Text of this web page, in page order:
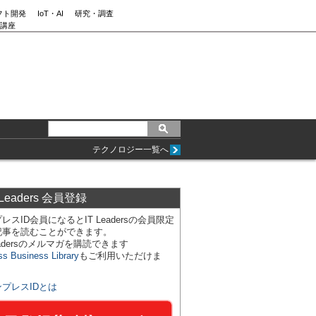
ト開発 IoT・AI
研究・調査
座
テクノロジー一覧へ
会員登録
スID会員になるとIT Leadersの会員限定
を読むことができます。
のメルマガを購読できます
Business Libraryもご利用いただけま
プレスIDとは